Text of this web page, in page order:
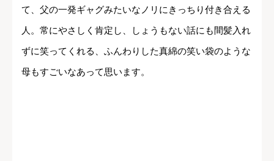
て、父の一発ギャグみたいなノリにきっちり付き合える
人。常にやさしく肯定し、しょうもない話にも間髪入れ
ずに笑ってくれる、ふんわりした真綿の笑い袋のような
母もすごいなあって思います。